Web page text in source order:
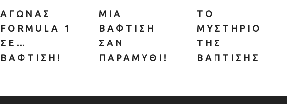
ΑΓΩΝΑΣ
FORMULA 1
ΣΕ…
ΒΑΦΤΙΣΗ!
ΜΙΑ
ΒΑΦΤΙΣΗ
ΣΑΝ
ΠΑΡΑΜΥΘΙ!
ΤΟ
ΜΥΣΤΗΡΙΟ
ΤΗΣ
ΒΑΠΤΙΣΗΣ